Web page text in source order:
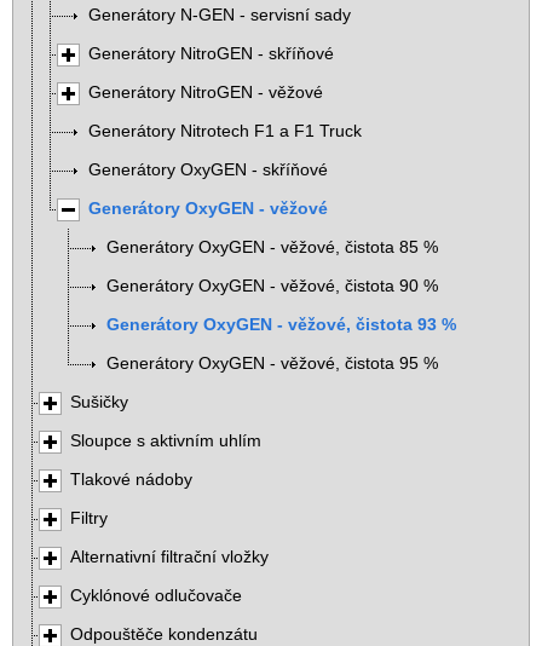
Generátory N-GEN - servisní sady
Generátory NitroGEN - skříňové
Generátory NitroGEN - věžové
Generátory Nitrotech F1 a F1 Truck
Generátory OxyGEN - skříňové
Generátory OxyGEN - věžové
Generátory OxyGEN - věžové, čistota 85 %
Generátory OxyGEN - věžové, čistota 90 %
Generátory OxyGEN - věžové, čistota 93 %
Generátory OxyGEN - věžové, čistota 95 %
Sušičky
Sloupce s aktivním uhlím
Tlakové nádoby
Filtry
Alternativní filtrační vložky
Cyklónové odlučovače
Odpouštěče kondenzátu